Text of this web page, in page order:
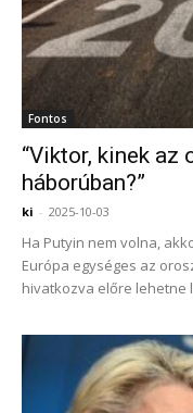
Fontos
“Viktor, kinek az
háborúban?”
ki - 2025-10-03
Ha Putyin nem volna,
Európa egységes az
hivatkozva előre lehetne